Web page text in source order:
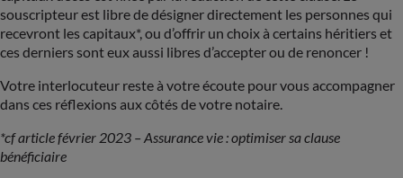
souscripteur est libre de désigner directement les personnes qui
recevront les capitaux*, ou d’offrir un choix à certains héritiers et
ces derniers sont eux aussi libres d’accepter ou de renoncer !
Votre interlocuteur reste à votre écoute pour vous accompagner
dans ces réflexions aux côtés de votre notaire.
*cf article février 2023 – Assurance vie : optimiser sa clause
bénéficiaire